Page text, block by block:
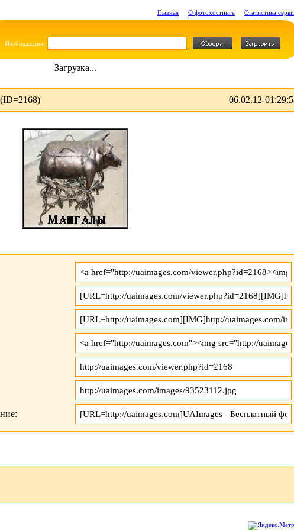
Главная О фотохостинге Статистика
Изображения:
Загрузка...
06.02.12-